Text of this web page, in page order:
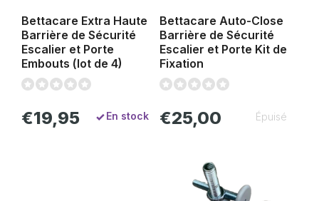
Bettacare Extra Haute
Barrière de Sécurité
Escalier et Porte
Embouts (lot de 4)
€19,95 En stock
Bettacare Auto-Close
Barrière de Sécurité
Escalier et Porte Kit de
Fixation
€25,00 Épuisé